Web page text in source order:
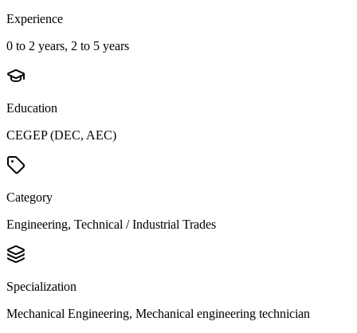
Experience
0 to 2 years, 2 to 5 years
Education
CEGEP (DEC, AEC)
Category
Engineering, Technical / Industrial Trades
Specialization
Mechanical Engineering, Mechanical engineering technician